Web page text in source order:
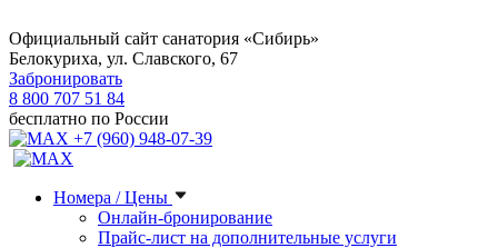
Официальный сайт санатория «Сибирь»
Белокуриха, ул. Славского, 67
Забронировать
8 800 707 51 84
бесплатно по России
+7 (960) 948-07-39
Номера / Цены
Онлайн-бронирование
Прайс-лист на дополнительные услуги